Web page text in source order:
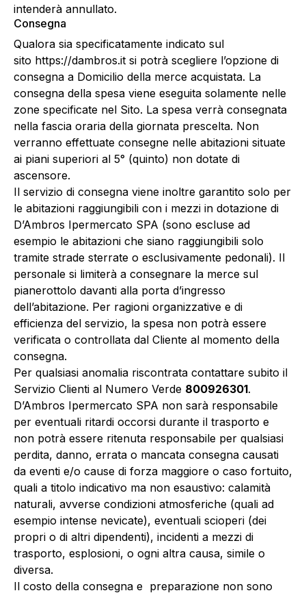
intenderà annullato.
Consegna
Qualora sia specificatamente indicato sul
sito https://dambros.it si potrà scegliere l’opzione di
consegna a Domicilio della merce acquistata. La
consegna della spesa viene eseguita solamente nelle
zone specificate nel Sito. La spesa verrà consegnata
nella fascia oraria della giornata prescelta. Non
verranno effettuate consegne nelle abitazioni situate
ai piani superiori al 5° (quinto) non dotate di
ascensore.
Il servizio di consegna viene inoltre garantito solo per
le abitazioni raggiungibili con i mezzi in dotazione di
D’Ambros Ipermercato SPA (sono escluse ad
esempio le abitazioni che siano raggiungibili solo
tramite strade sterrate o esclusivamente pedonali). Il
personale si limiterà a consegnare la merce sul
pianerottolo davanti alla porta d’ingresso
dell’abitazione. Per ragioni organizzative e di
efficienza del servizio, la spesa non potrà essere
verificata o controllata dal Cliente al momento della
consegna.
Per qualsiasi anomalia riscontrata contattare subito il
Servizio Clienti al Numero Verde 800926301.
D’Ambros Ipermercato SPA non sarà responsabile
per eventuali ritardi occorsi durante il trasporto e
non potrà essere ritenuta responsabile per qualsiasi
perdita, danno, errata o mancata consegna causati
da eventi e/o cause di forza maggiore o caso fortuito,
quali a titolo indicativo ma non esaustivo: calamità
naturali, avverse condizioni atmosferiche (quali ad
esempio intense nevicate), eventuali scioperi (dei
propri o di altri dipendenti), incidenti a mezzi di
trasporto, esplosioni, o ogni altra causa, simile o
diversa.
Il costo della consegna e preparazione non sono